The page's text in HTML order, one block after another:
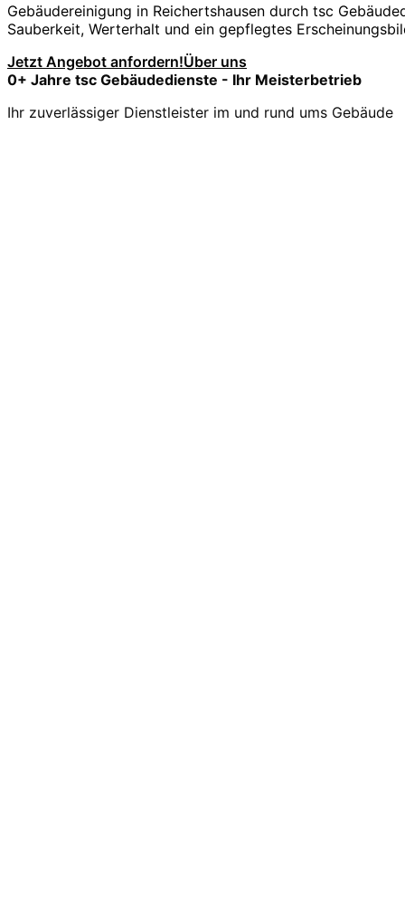
Gebäudereinigung in Reichertshausen durch tsc
Sauberkeit, Werterhalt und ein gepflegtes
Jetzt Angebot anfordern!Über uns
0+ Jahre tsc Gebäudedienste - Ihr Meisterbetrieb
Ihr zuverlässiger Dienstleister im und rund ums Gebäude